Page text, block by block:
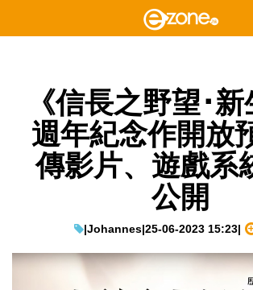
《信長之野望･
週年紀念作開放
傳影片、遊戲系
公開
|Johannes|25-06-2023 15:23|